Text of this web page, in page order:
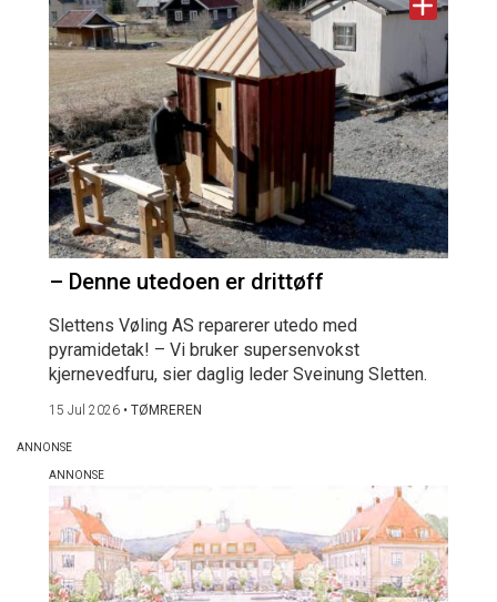
– Denne utedoen er drittøff
Slettens Vøling AS reparerer utedo med
pyramidetak! – Vi bruker supersenvokst
kjernevedfuru, sier daglig leder Sveinung Sletten.
15 Jul 2026 • TØMREREN